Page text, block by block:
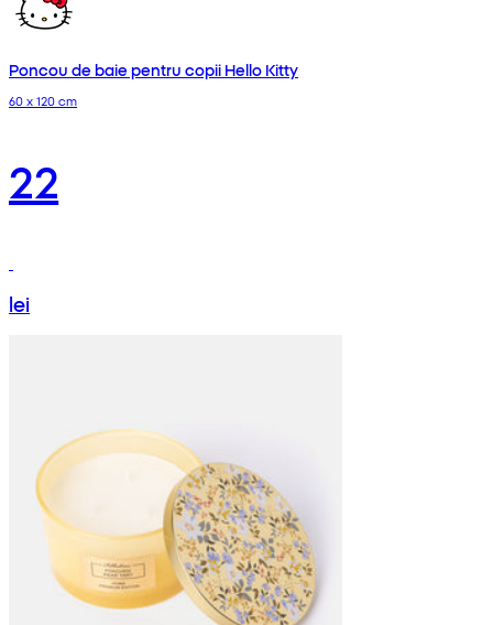
Poncou de baie pentru copii Hello Kitty
60 x 120 cm
22
lei